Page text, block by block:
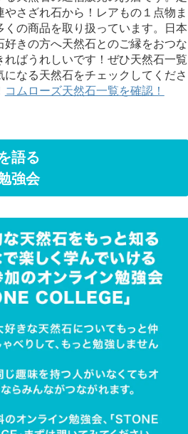
やさざれ石から！レアもの１点物ま
くの商品を取り扱っています。日本
好きの方へ天然石とのご縁をおつな
ればうれしいです！ぜひ天然石一覧
になる天然石をチェックしてくださ
コムローズ天然石一覧を確認！
語る
強会